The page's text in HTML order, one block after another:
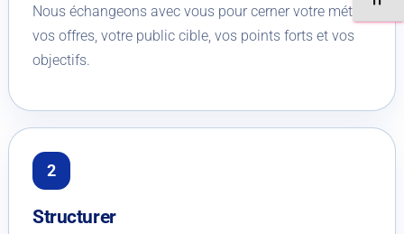
Nous échangeons avec vous pour cerner votre métier,
vos offres, votre public cible, vos points forts et vos
objectifs.
Structurer